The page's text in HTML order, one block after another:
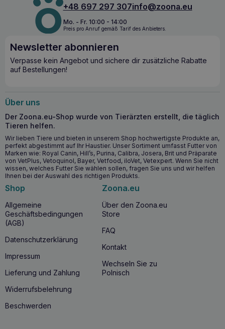
+48 697 297 307info@zoona.eu
Mo. - Fr. 10:00 - 14:00
Preis pro Anruf gemäß Tarif des Anbieters.
Newsletter abonnieren
Verpasse kein Angebot und sichere dir zusätzliche Rabatte
auf Bestellungen!
Über uns
Der Zoona.eu-Shop wurde von Tierärzten erstellt, die täglich
Tieren helfen.
Wir lieben Tiere und bieten in unserem Shop hochwertigste Produkte an,
perfekt abgestimmt auf Ihr Haustier. Unser Sortiment umfasst Futter von
Marken wie: Royal Canin, Hill’s, Purina, Calibra, Josera, Brit und Präparate
von VetPlus, Vetoquinol, Bayer, Vetfood, iloVet, Vetexpert. Wenn Sie nicht
wissen, welches Futter Sie wählen sollen, fragen Sie uns und wir helfen
Ihnen bei der Auswahl des richtigen Produkts.
Shop
Allgemeine
Geschäftsbedingungen
(AGB)
Datenschutzerklärung
Impressum
Lieferung und Zahlung
Widerrufsbelehrung
Beschwerden
Zoona.eu
Über den Zoona.eu
Store
FAQ
Kontakt
Wechseln Sie zu
Polnisch